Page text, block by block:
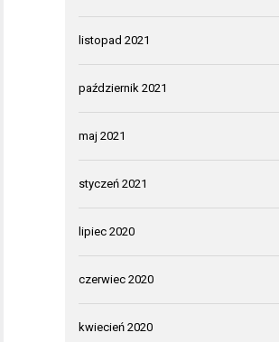
listopad 2021
październik 2021
maj 2021
styczeń 2021
lipiec 2020
czerwiec 2020
kwiecień 2020